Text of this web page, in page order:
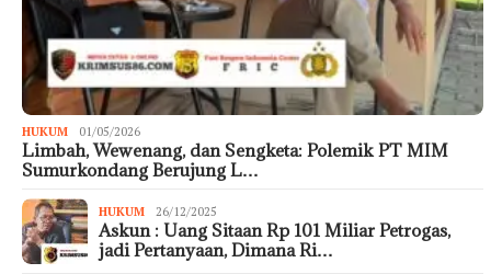
HUKUM 01/05/2026
Limbah, Wewenang, dan Sengketa: Polemik PT MIM
Sumurkondang Berujung L…
HUKUM 26/12/2025
Askun : Uang Sitaan Rp 101 Miliar Petrogas,
jadi Pertanyaan, Dimana Ri…